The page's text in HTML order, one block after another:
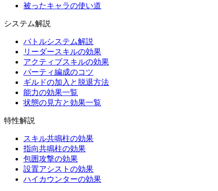
被ったキャラの使い道
システム解説
バトルシステム解説
リーダースキルの効果
アクティブスキルの効果
パーティ編成のコツ
ギルドの加入と脱退方法
能力の効果一覧
状態の見方と効果一覧
特性解説
スキル共鳴柱の効果
指向共鳴柱の効果
包囲攻撃の効果
設置アシストの効果
ハイカウンターの効果